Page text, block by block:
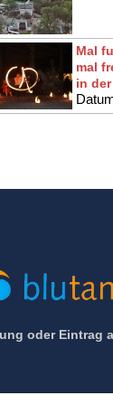
Mal
mal
in
oder Eintrag